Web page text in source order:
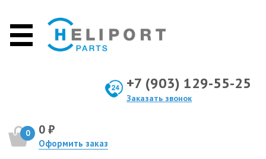
+7 (903) 129-55-25
Заказать звонок
0 0 ₽
Оформить заказ